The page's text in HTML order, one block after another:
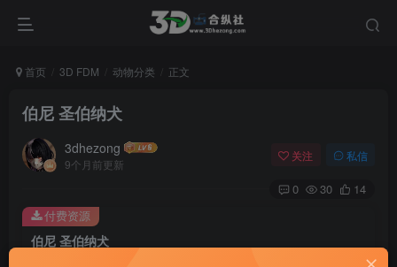
首页 3D FDM 动物分类 正文
伯尼 圣伯纳犬
3dhezong
9个月前更新
关注 私信
0 30 14
伯尼 圣伯纳犬
付费资源